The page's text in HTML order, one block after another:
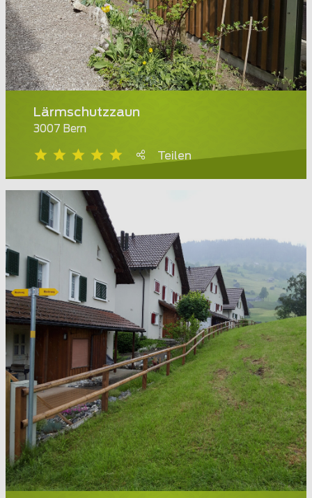
Lärmschutzzaun
3007 Bern
Teilen